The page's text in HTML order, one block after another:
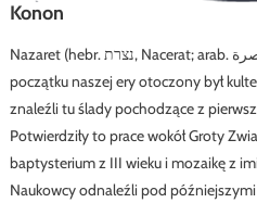
Konon
Nazaret (hebr. ‏נצרת‎, Nacerat; arab. ‏الناصرة‎, An-Nasira) niemal od
początku naszej ery otoczony był
znaleźli tu ślady pochodzące z
Potwierdziły to prace wokół Groty
baptysterium z III wieku i mozaikę z
Naukowcy odnaleźli pod